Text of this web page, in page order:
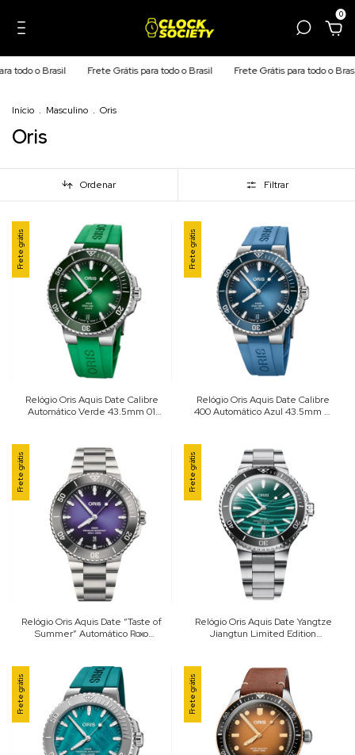
0
Frete Grátis para todo o Brasil Frete Grátis para todo o Brasil
Início . Masculino . Oris
Oris
Ordenar Filtrar
Frete grátis
Relógio Oris Aquis Date Calibre
Automático Verde 43.5mm 01
Frete grátis
Relógio Oris Aquis Date Calibre
400 Automático Azul 43.5mm 01
Frete grátis
Relógio Oris Aquis Date “Taste of
Summer” Automático Roxo
Frete grátis
Relógio Oris Aquis Date Yangtze
Jiangtun Limited Edition
Frete grátis Frete grátis